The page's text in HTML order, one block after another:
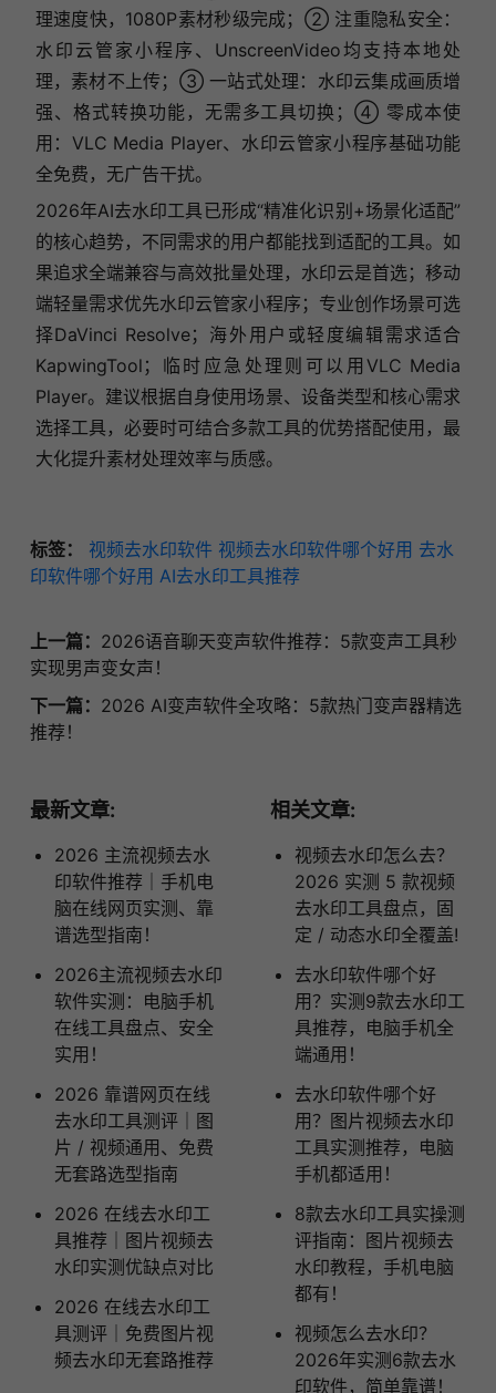
理速度快，1080P素材秒级完成；② 注重隐私安全：
水印云管家小程序、UnscreenVideo均支持本地处
理，素材不上传；③ 一站式处理：水印云集成画质增
强、格式转换功能，无需多工具切换；④ 零成本使
用：VLC Media Player、水印云管家小程序基础功能
全免费，无广告干扰。
2026年AI去水印工具已形成“精准化识别+场景化适配”
的核心趋势，不同需求的用户都能找到适配的工具。如
果追求全端兼容与高效批量处理，水印云是首选；移动
端轻量需求优先水印云管家小程序；专业创作场景可选
择DaVinci Resolve；海外用户或轻度编辑需求适合
KapwingTool；临时应急处理则可以用VLC Media
Player。建议根据自身使用场景、设备类型和核心需求
选择工具，必要时可结合多款工具的优势搭配使用，最
大化提升素材处理效率与质感。
标签： 视频去水印软件 视频去水印软件哪个好用 去水
印软件哪个好用 AI去水印工具推荐
上一篇： 2026语音聊天变声软件推荐：5款变声工具秒
实现男声变女声！
下一篇： 2026 AI变声软件全攻略：5款热门变声器精选
推荐！
最新文章:
2026 主流视频去水
印软件推荐｜手机电
脑在线网页实测、靠
谱选型指南！
2026主流视频去水印
软件实测：电脑手机
在线工具盘点、安全
实用！
2026 靠谱网页在线
去水印工具测评｜图
片 / 视频通用、免费
无套路选型指南
2026 在线去水印工
具推荐｜图片视频去
水印实测优缺点对比
2026 在线去水印工
具测评｜免费图片视
频去水印无套路推荐
相关文章:
视频去水印怎么去？
2026 实测 5 款视频
去水印工具盘点，固
定 / 动态水印全覆盖!
去水印软件哪个好
用？实测9款去水印工
具推荐，电脑手机全
端通用！
去水印软件哪个好
用？图片视频去水印
工具实测推荐，电脑
手机都适用！
8款去水印工具实操测
评指南：图片视频去
水印教程，手机电脑
都有！
视频怎么去水印？
2026年实测6款去水
印软件，简单靠谱！